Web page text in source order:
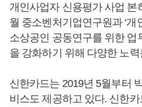
개인사업자 신용평가 사업 본
월 중소벤처기업연구원과 ‘
소상공인 공동연구를 위한 업
을 강화하기 위해 다양한 노
신한카드는 2019년 5월부터
비스도 제공하고 있다. 신한